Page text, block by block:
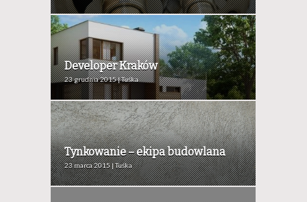
Developer Kraków
23 grudnia 2015 | Tuśka
Tynkowanie – ekipa budowlana
23 marca 2015 | Tuśka